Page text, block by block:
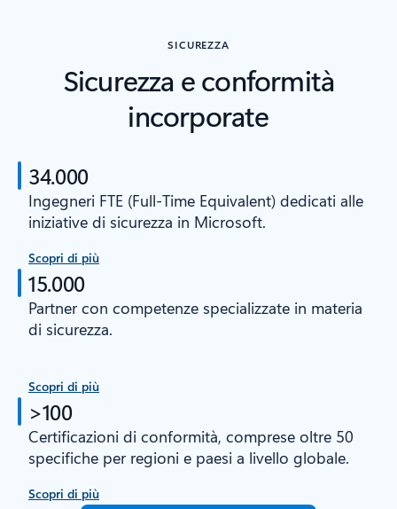
SICUREZZA
Sicurezza e conformità
incorporate
34.000
Ingegneri FTE (Full-Time Equivalent) dedicati alle
iniziative di sicurezza in Microsoft.
Scopri di più
15.000
Partner con competenze specializzate in materia
di sicurezza.
Scopri di più
>100
Certificazioni di conformità, comprese oltre 50
specifiche per regioni e paesi a livello globale.
Scopri di più